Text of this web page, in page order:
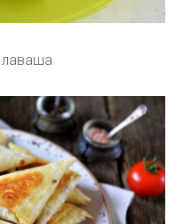
лаваша